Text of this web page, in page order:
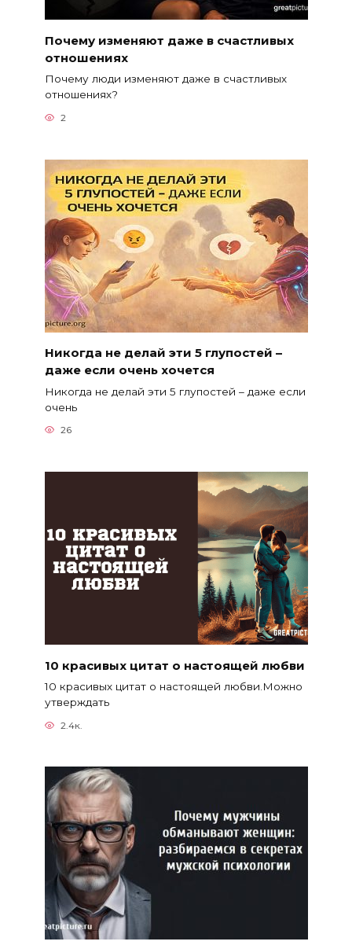
Почему изменяют даже в счастливых
отношениях
Почему люди изменяют даже в счастливых
отношениях?
2
Никогда не делай эти 5 глупостей –
даже если очень хочется
Никогда не делай эти 5 глупостей – даже если
очень
26
10 красивых цитат о настоящей любви
10 красивых цитат о настоящей любви.Можно
утверждать
2.4к.